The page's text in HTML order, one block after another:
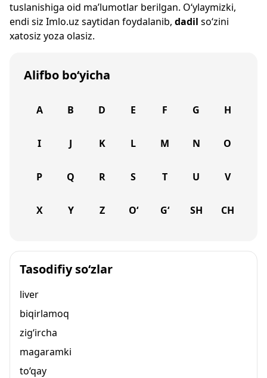
tuslanishiga oid ma’lumotlar berilgan. O‘ylaymizki,
endi siz Imlo.uz saytidan foydalanib, dadil so‘zini
xatosiz yoza olasiz.
Alifbo bo‘yicha
A B D E F G H
I J K L M N O
P Q R S T U V
X Y Z O‘ G‘ SH CH
Tasodifiy so‘zlar
liver
biqirlamoq
zig‘ircha
magaramki
to‘qay